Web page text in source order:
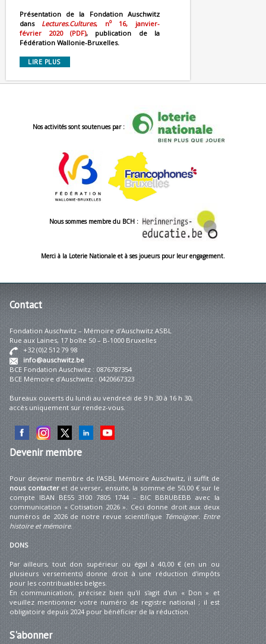
Présentation de la Fondation Auschwitz
dans Lectures.Cultures, no16, janvier-
février 2020 (PDF), publication de la
Fédération Wallonie-Bruxelles.
LIRE PLUS
Nos activités sont soutenues par :
Nous sommes membre du BCH :
Merci à la Loterie Nationale et à ses joueurs pour leur engagement.
Contact
Fondation Auschwitz – Mémoire d'Auschwitz ASBL
Rue aux Laines, 17 boîte 50 – B-1000 Bruxelles
+32 (0)2 512 79 98
info@auschwitz.be
BCE Fondation Auschwitz : 0876787354
BCE Mémoire d'Auschwitz : 0420667323
Bureaux ouverts du lundi au vendredi de 9 h 30 à 16 h 30,
accès uniquement sur rendez-vous.
Devenirmembre
Pour devenir membre de l'ASBL Mémoire Auschwitz, il suffit de
nous contacteret de verser, ensuite, la somme de 50,00 € sur le
compte IBAN BE55 3100 7805 1744 – BIC BBRUBEBB avec la
communication « Cotisation 2026 ». Ceci donne droit aux deux
numéros de 2026 de notre revue scientifique Témoigner. Entre
histoire et mémoire.
DONS
Par ailleurs, tout don supérieur ou égal à 40,00 € (en un ou
plusieurs versements) donne droit à une réduction d'impôts
pour les contribuables belges.
En communication, précisez bien qu'il s'agit d'un « Don » et
veuillez mentionner votre numéro de registre national ; il est
obligatoire depuis 2024 pour bénéficier de la réduction.
S'abonner